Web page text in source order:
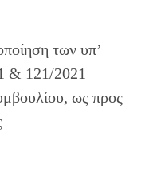
των υπ’
& 121/2021
ως προς